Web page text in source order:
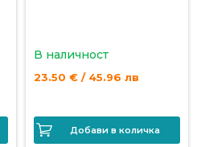
В наличност
23.50 € / 45.96 лв
Добави в количка